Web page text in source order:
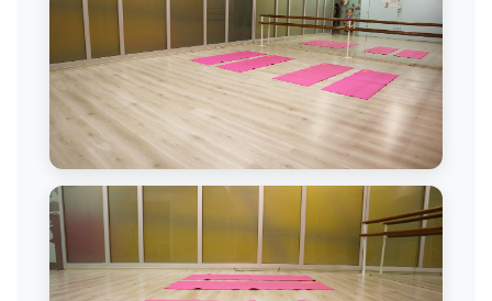
Bale Çalışmaları